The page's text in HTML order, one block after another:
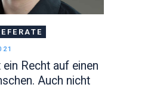
Recht auf einen
Auch nicht